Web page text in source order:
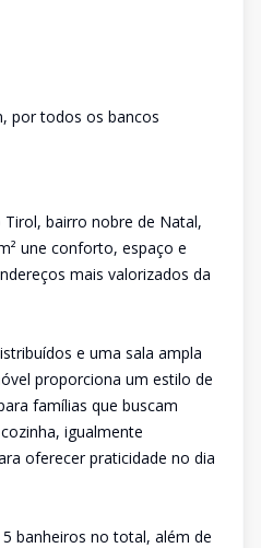
por todos os bancos
bairro nobre de Natal,
une conforto, espaço e
mais valorizados da
e uma sala ampla
proporciona um estilo de
famílias que buscam
igualmente
oferecer praticidade no dia
banheiros no total, além de